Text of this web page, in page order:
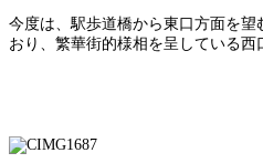
今度は、駅歩道橋から東口方面を
おり、繁華街的様相を呈している西